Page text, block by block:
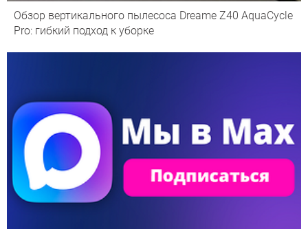
Обзор вертикального пылесоса Dreame Z40 AquaCycle
Pro: гибкий подход к уборке